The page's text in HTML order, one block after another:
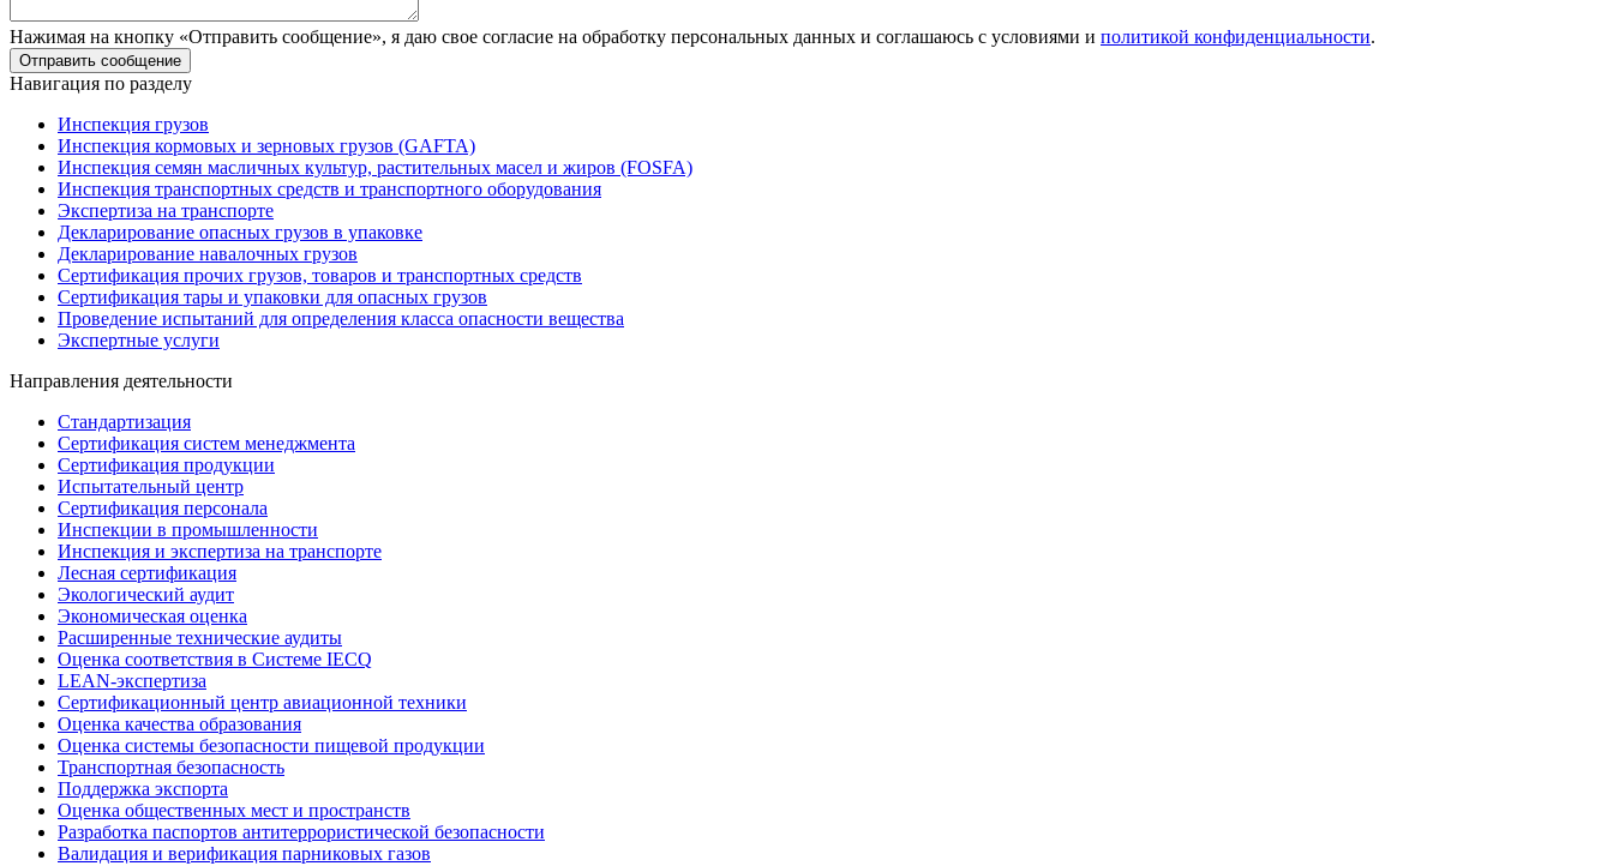
Нажимая на кнопку «Отправить сообщение», я даю свое согласие на обработку персональных данных и соглашаюсь с условиями и политикой конфиденциальности.
Навигация по разделу
Инспекция грузов
Инспекция кормовых и зерновых грузов (GAFTA)
Инспекция семян масличных культур, растительных масел и жиров (FOSFA)
Инспекция транспортных средств и транспортного оборудования
Экспертиза на транспорте
Декларирование опасных грузов в упаковке
Декларирование навалочных грузов
Сертификация прочих грузов, товаров и транспортных средств
Сертификация тары и упаковки для опасных грузов
Проведение испытаний для определения класса опасности вещества
Экспертные услуги
Направления деятельности
Стандартизация
Сертификация систем менеджмента
Сертификация продукции
Испытательный центр
Сертификация персонала
Инспекции в промышленности
Инспекция и экспертиза на транспорте
Лесная сертификация
Экологический аудит
Экономическая оценка
Расширенные технические аудиты
Оценка соответствия в Системе IECQ
LEAN-экспертиза
Сертификационный центр авиационной техники
Оценка качества образования
Оценка системы безопасности пищевой продукции
Транспортная безопасность
Поддержка экспорта
Оценка общественных мест и пространств
Разработка паспортов антитеррористической безопасности
Валидация и верификация парниковых газов